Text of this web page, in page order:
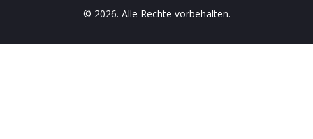
© 2026. Alle Rechte vorbehalten.